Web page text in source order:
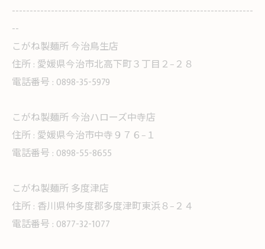
--------------------------------------------------------------------
--
こがね製麺所 今治鳥生店
住所 : 愛媛県今治市北高下町３丁目２−２８
電話番号 : 0898-35-5979
こがね製麺所 今治ハローズ中寺店
住所 : 愛媛県今治市中寺９７６−１
電話番号 : 0898-55-8655
こがね製麺所 多度津店
住所 : 香川県仲多度郡多度津町東浜８−２４
電話番号 : 0877-32-1077